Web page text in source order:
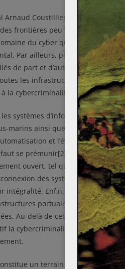
Arnaud Coustilliere, l’espace
frontières peu tangibles. Il est
du cyber que dans le
Par ailleurs, plus de 95% des
de part et d’autre dans le
les infrastructures portuaires
à la cybercriminalité est donc un
les systèmes d’information
marins ainsi que les
et l’évolution
se prémunir[2]. Certains
ouvert, tel que la mer qui est
des systèmes de
intégralité. Enfin, la multiplicité et
portuaires rend difficile
Au-delà de cet ensemble de
la cybercriminalité comme un
un terrain d’avenir dans